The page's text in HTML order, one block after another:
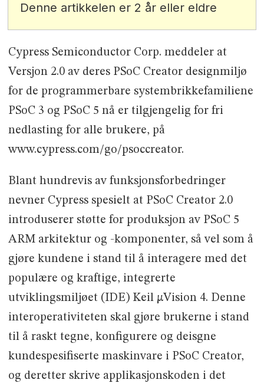
Denne artikkelen er 2 år eller eldre
Cypress Semiconductor Corp. meddeler at
Versjon 2.0 av deres PSoC Creator designmiljø
for de programmerbare systembrikkefamiliene
PSoC 3 og PSoC 5 nå er tilgjengelig for fri
nedlasting for alle brukere, på
www.cypress.com/go/psoccreator.
Blant hundrevis av funksjonsforbedringer
nevner Cypress spesielt at PSoC Creator 2.0
introduserer støtte for produksjon av PSoC 5
ARM arkitektur og -komponenter, så vel som å
gjøre kundene i stand til å interagere med det
populære og kraftige, integrerte
utviklingsmiljøet (IDE) Keil µVision 4. Denne
interoperativiteten skal gjøre brukerne i stand
til å raskt tegne, konfigurere og deisgne
kundespesifiserte maskinvare i PSoC Creator,
og deretter skrive applikasjonskoden i det